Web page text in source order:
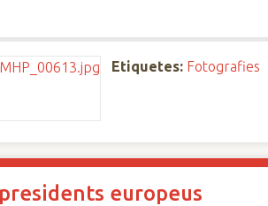
Etiquetes: Fotografies
europeus